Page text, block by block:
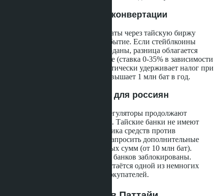
Налоговое событие при конвертации
Конвертация криптовалюты в баты через тайскую биржу
создаёт отдельное налоговое событие. Если стейблкоины
были куплены дешевле, чем проданы, разница облагается
подоходным налогом в Таиланде (ставка 0-35% в зависимости
от суммы). Биржа Bitkub автоматически удерживает налог при
выводе средств, если сумма превышает 1 млн бат в год.
Санкционные проблемы для россиян
К апрелю 2026 года западные регуляторы продолжают
расширять санкционные списки. Тайские банки не имеют
требований по проверке источника средств против
российских граждан, но могут запросить дополнительные
документы при переводе крупных сумм (от 10 млн бат).
SWIFT-переводы из российских банков заблокированы.
Крипто-маршрут через Bitkub остаётся одной из немногих
рабочих схем для российских покупателей.